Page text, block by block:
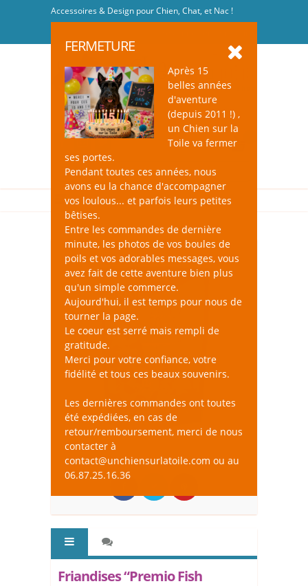
Accessoires & Design pour Chien, Chat, et Nac !
FERMETURE
Après 15
belles années
d'aventure
(depuis 2011 !) ,
un Chien sur la
Toile va fermer
ses portes.
Pendant toutes ces années, nous
avons eu la chance d'accompagner
vos loulous... et parfois leurs petites
bêtises.
Entre les commandes de dernière
minute, les photos de vos boules de
poils et vos adorables messages, vous
avez fait de cette aventure bien plus
qu'un simple commerce.
Aujourd'hui, il est temps pour nous de
tourner la page.
Le coeur est serré mais rempli de
gratitude.
Merci pour votre confiance, votre
fidélité et tous ces beaux souvenirs.
Les dernières commandes ont toutes
été expédiées, en cas de
retour/remboursement, merci de nous
contacter à
contact@unchiensurlatoile.com ou au
06.87.25.16.36
Friandises “Premio Fish